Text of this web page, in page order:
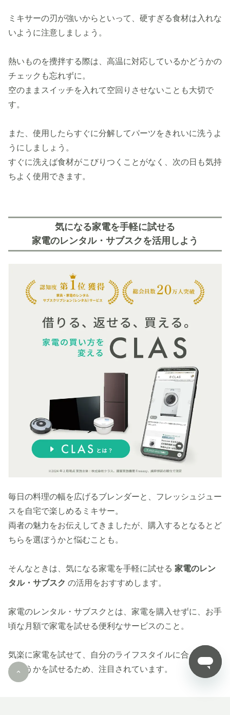
ミキサーの刃が強いからといって、硬すぎる食材は入れな
いように注意しましょう。
熱いものを攪拌する際は、高温に対応しているかどうかの
チェックも忘れずに。
空のままスイッチを入れて空回りさせないことも大切で
す。
また、使用したらすぐに分解してパーツをきれいに洗うよ
うにしましょう。
すぐに洗えば食材がこびりつくことがなく、次の日も気持
ちよく使用できます。
気になる家電を手軽に試せる
家電のレンタル・サブスクを活用しよう
毎日の料理の幅を広げるブレンダーと、フレッシュジュー
スを自宅で楽しめるミキサー。
両者の魅力をお伝えしてきましたが、購入するとなるとど
ちらを選ぼうかと悩むことも。
そんなときは、気になる家電を手軽に試せる 家電のレン
タル・サブスク の活用をおすすめします。
家電のレンタル・サブスクとは、家電を購入せずに、お手
頃な月額で家電を試せる便利なサービスのこと。
気楽に家電を試せて、自分のライフスタイルに合っている
かどうかを試せるため、注目されています。